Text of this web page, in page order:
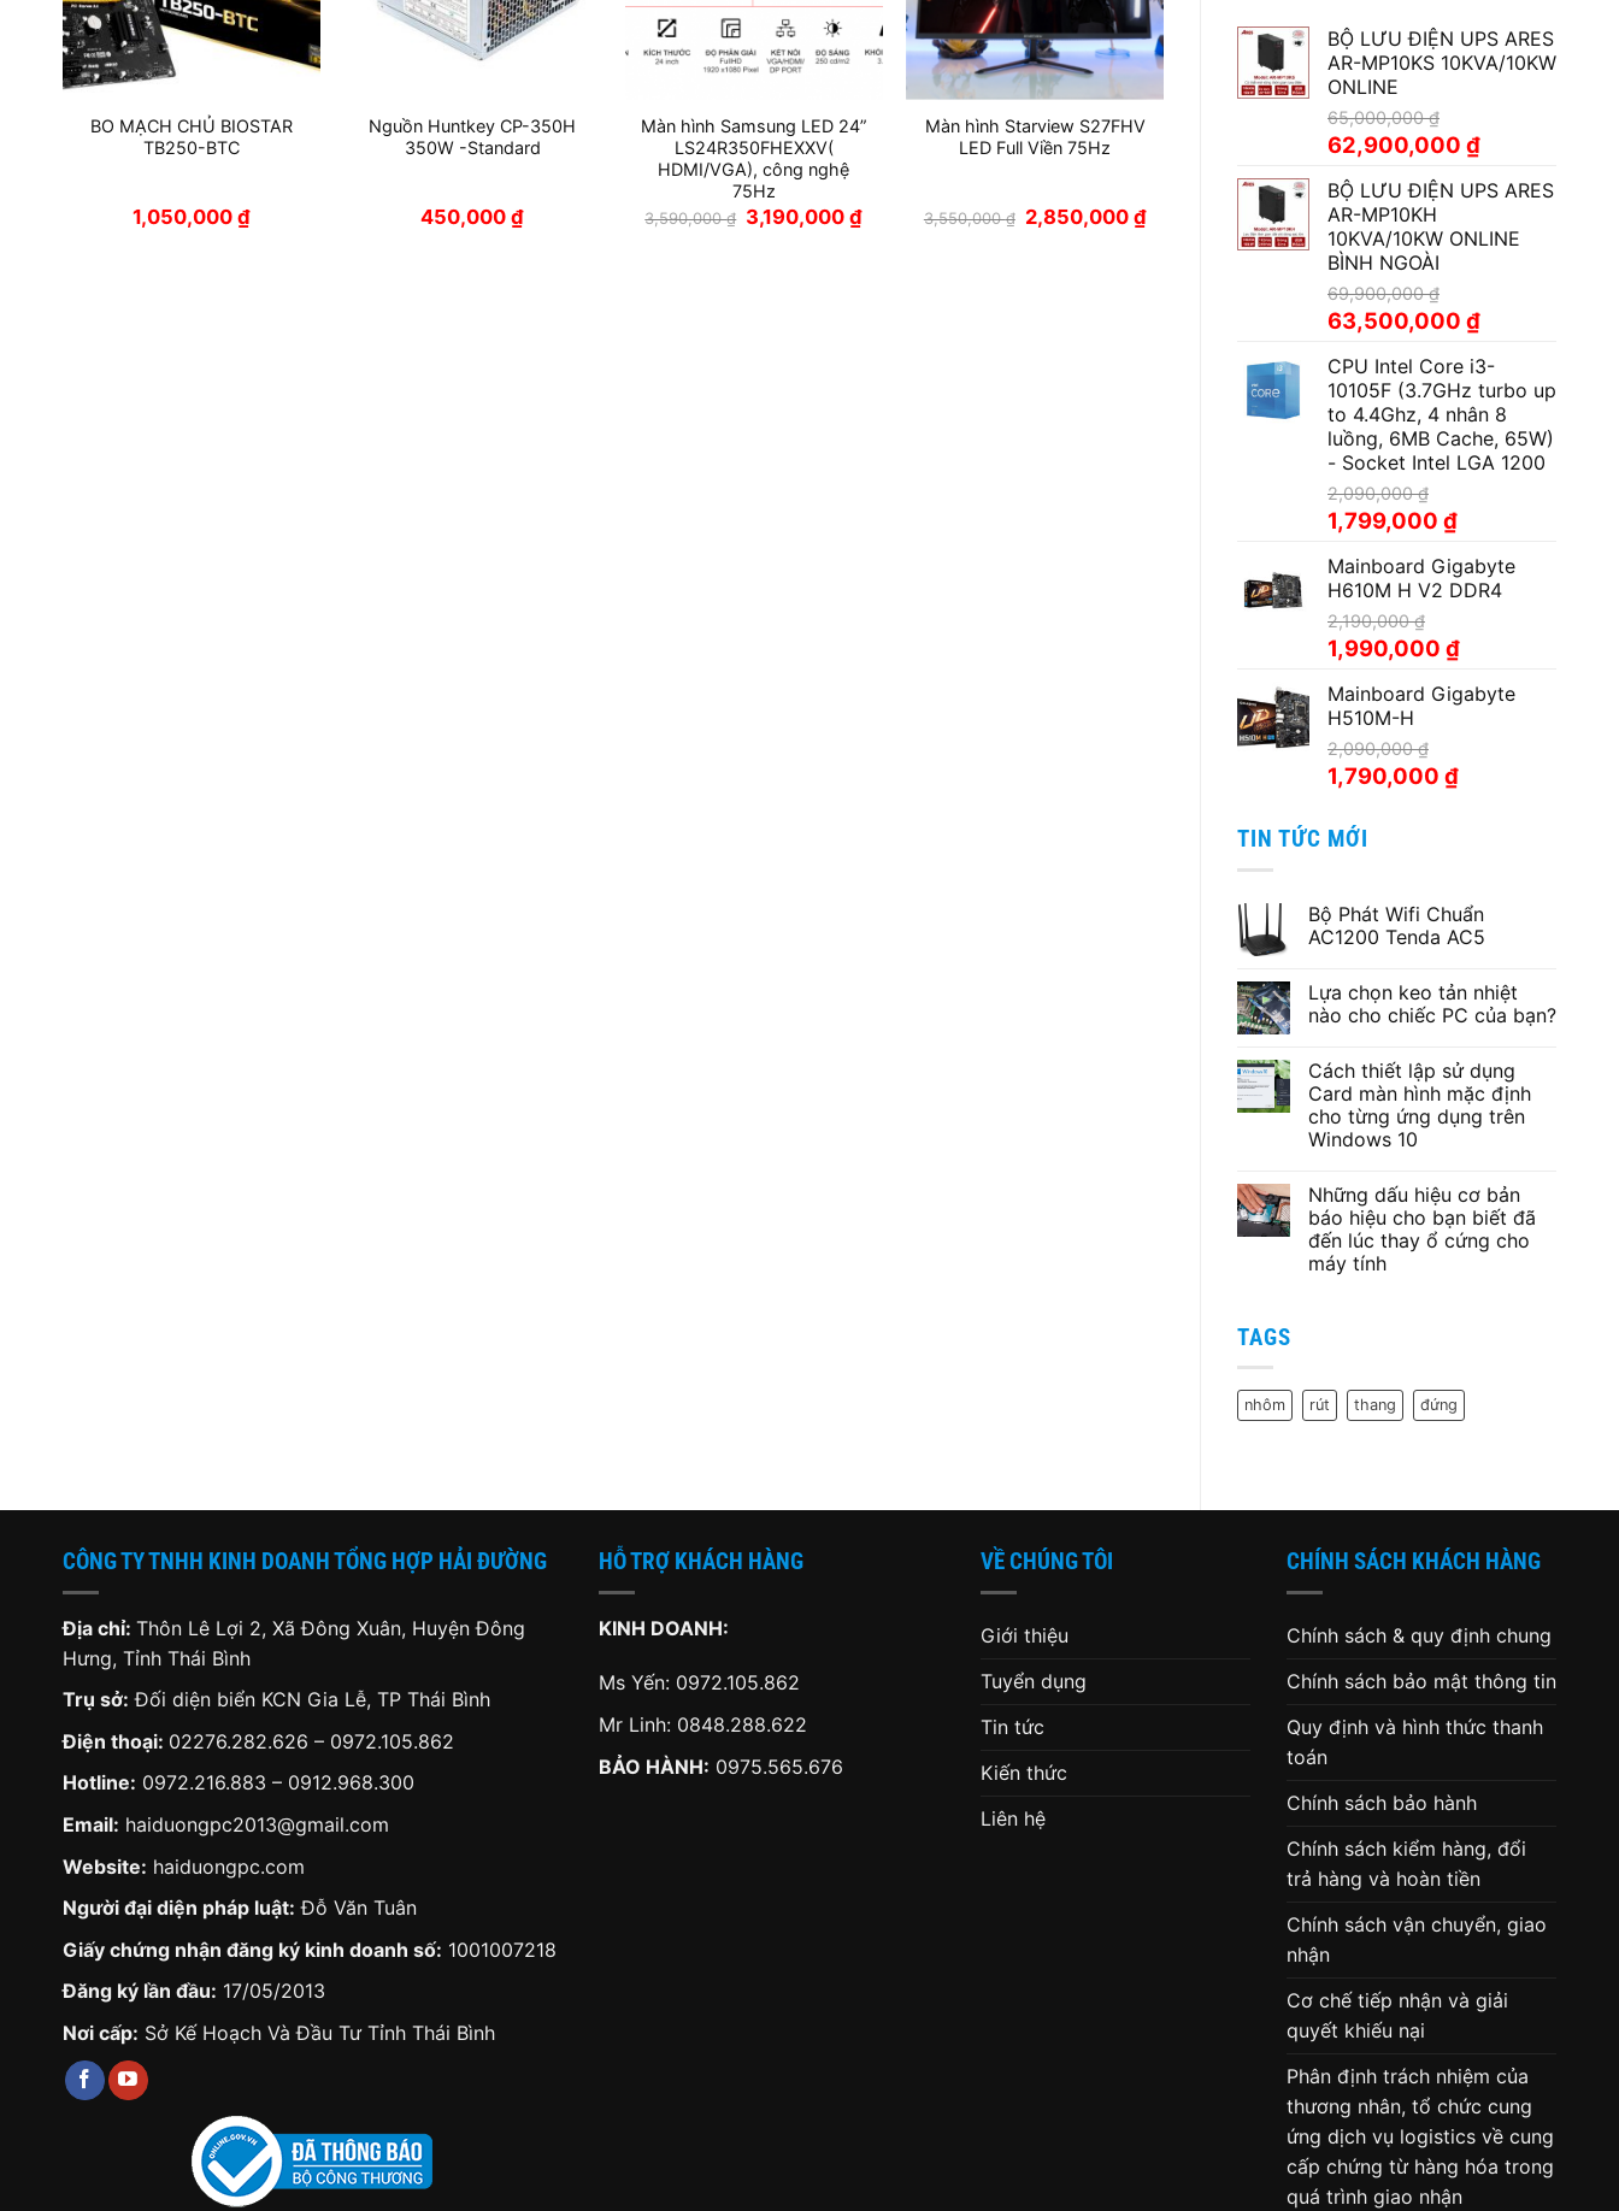
BỘ LƯU ĐIỆN UPS ARES
AR-MP10KS 10KVA/10KW
ONLINE
65,000,000₫
Giá
gốc
là:
65,000,000 ₫.
62,900,000 ₫Giá
tại
62,900,000 ₫.
BỘ LƯU ĐIỆN UPS ARES
AR-MP10KH
10KVA/10KW ONLINE
BÌNH NGOÀI
69,900,000₫
Giá
gốc
là:
69,900,000 ₫.
63,500,000 ₫Giá
tại
là:
63,500,000 ₫.
CPU Intel Core i3-
10105F (3.7GHz turbo up
to 4.4Ghz, 4 nhân 8
luồng, 6MB Cache, 65W)
- Socket Intel LGA 1200
2,090,000₫
Giá
gốc
là:
2,090,000 ₫.
1,799,000 ₫Giá
tại
là:
Mainboard Gigabyte
H610M H V2 DDR4
2,190,000₫
Giá
gốc
là:
2,190,000 ₫.
1,990,000 ₫Giá
tại
Mainboard Gigabyte
H510M-H
2,090,000₫
Giá
gốc
2,090,000 ₫.
1,790,000 ₫Giá
TIN TỨC MỚI
Bộ Phát Wifi Chuẩn
AC1200 Tenda AC5
bình
luận
ở
Wifi
Chuẩn
AC1200
Tenda
AC5
Lựa chọn keo tản nhiệt
nào cho chiếc PC của bạn?
bình
luận
ở
Lựa
chọn
keo
nào
cho
chiếc
PC
của
bạn?
Cách thiết lập sử dụng
Card màn hình mặc định
cho từng ứng dụng trên
Windows 10
bình
luận
ở
Cách
thiết
lập
cho
từng
Những dấu hiệu cơ bản
báo hiệu cho bạn biết đã
đến lúc thay ổ cứng cho
máy tính
hiệu
cơ
lúc
thay
cứng
máy
tính
TAGS
nhôm rút thang đứng
BO MẠCH CHỦ BIOSTAR
TB250-BTC
1,050,000 ₫
Nguồn Huntkey CP-350H
350W -Standard
450,000₫
Màn hình Samsung LED 24”
LS24R350FHEXXV(
HDMI/VGA), công nghệ
75Hz
3,590,000₫ Giá
gốc
3,190,000₫Giá
Màn hình Starview S27FHV
LED Full Viền 75Hz
3,550,000₫ Giá
gốc
2,850,000 ₫Giá
hiện
CÔNG TY TNHH KINH DOANH TỔNG HỢP HẢI ĐƯỜNG
Địa chỉ: Thôn Lê Lợi 2, Xã Đông Xuân, Huyện Đông
Hưng, Tỉnh Thái Bình
Trụ sở: Đối diện biển KCN Gia Lễ, TP Thái Bình
Điện thoại: 02276.282.626 – 0972.105.862
Hotline: 0972.216.883 – 0912.968.300
Email: haiduongpc2013@gmail.com
Website: haiduongpc.com
Người đại diện pháp luật: Đỗ Văn Tuân
Giấy chứng nhận đăng ký kinh doanh số: 1001007218
Đăng ký lần đầu: 17/05/2013
Nơi cấp: Sở Kế Hoạch Và Đầu Tư Tỉnh Thái Bình
HỖ TRỢ KHÁCH HÀNG
KINH DOANH:
Ms Yến: 0972.105.862
Mr Linh: 0848.288.622
BẢO HÀNH: 0975.565.676
VỀ CHÚNG TÔI
Giới thiệu
Tuyển dụng
Tin tức
Kiến thức
Liên hệ
CHÍNH SÁCH KHÁCH HÀNG
Chính sách & quy định chung
Chính sách bảo mật thông tin
Quy định và hình thức thanh
toán
Chính sách bảo hành
Chính sách kiểm hàng, đổi
trả hàng và hoàn tiền
Chính sách vận chuyển, giao
nhận
Cơ chế tiếp nhận và giải
quyết khiếu nại
Phân định trách nhiệm của
thương nhân, tổ chức cung
ứng dịch vụ logistics về cung
cấp chứng từ hàng hóa trong
quá trình giao nhận